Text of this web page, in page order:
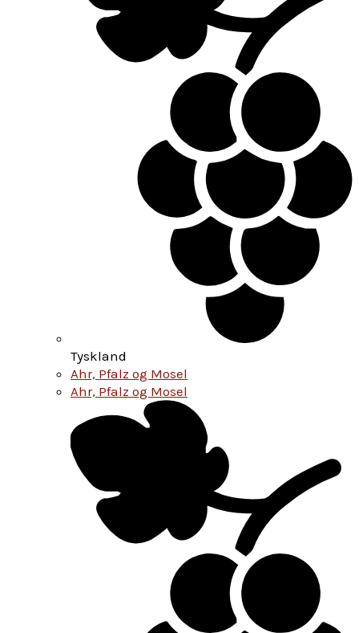
Tyskland
Ahr, Pfalz og Mosel
Ahr, Pfalz og Mosel